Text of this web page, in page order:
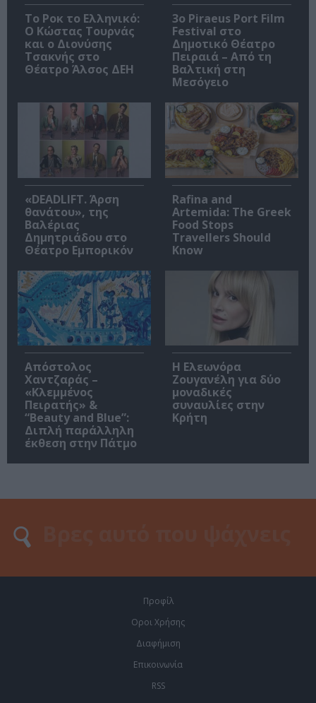
Το Ροκ το Ελληνικό:
Ο Κώστας Τουρνάς
και ο Διονύσης
Τσακνής στο
Θέατρο Άλσος ΔΕΗ
3o Piraeus Port Film
Festival στο
Δημοτικό Θέατρο
Πειραιά – Από τη
Βαλτική στη
Μεσόγειο
«DEADLIFT. Άρση
θανάτου», της
Βαλέριας
Δημητριάδου στο
Θέατρο Εμπορικόν
Rafina and
Artemida: The Greek
Food Stops
Travellers Should
Know
Απόστολος
Χαντζαράς –
«Κλεμμένος
Πειρατής» &
“Beauty and Blue”:
Διπλή παράλληλη
έκθεση στην Πάτμο
Η Ελεωνόρα
Ζουγανέλη για δύο
μοναδικές
συναυλίες στην
Κρήτη
Προφίλ
Οροι Χρήσης
Διαφήμιση
Επικοινωνία
RSS